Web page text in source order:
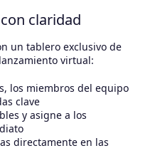
claridad
un tablero exclusivo de
virtual:
los miembros del equipo
clave
y asigne a los
directamente en las